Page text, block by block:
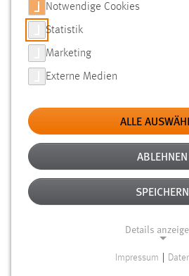
SUCHE
FILTER
Typ
Erstellungsdatum
Alter
Notwendige Cookies
Statistik
Marketing
Externe Medien
ALLE
ABLEHNEN
SPEICHERN
Details
Impressum